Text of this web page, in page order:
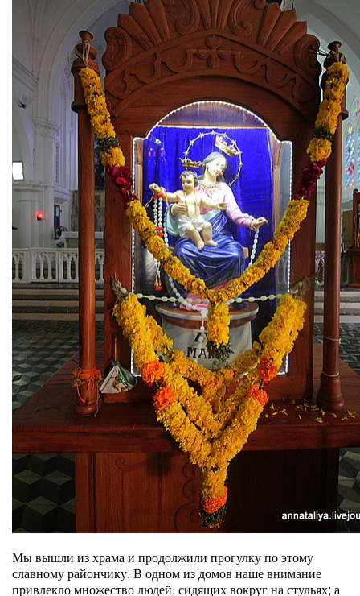
Мы вышли из храма и продолжили прогулку по этому
славному райончику. В одном из домов наше внимание
привлекло множество людей, сидящих вокруг на стульях; а